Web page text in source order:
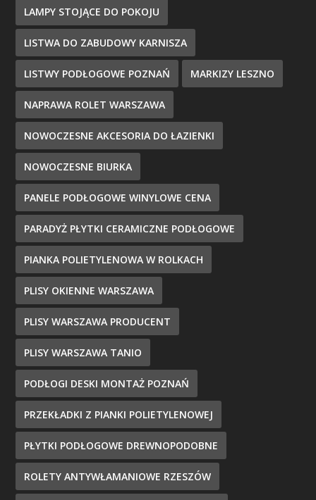
LAMPY STOJĄCE DO POKOJU
LISTWA DO ZABUDOWY KARNISZA
LISTWY PODŁOGOWE POZNAŃ MARKIZY LESZNO
NAPRAWA ROLET WARSZAWA
NOWOCZESNE AKCESORIA DO ŁAZIENKI
NOWOCZESNE BIURKA
PANELE PODŁOGOWE WINYLOWE CENA
PARADYŻ PŁYTKI CERAMICZNE PODŁOGOWE
PIANKA POLIETYLENOWA W ROLKACH
PLISY OKIENNE WARSZAWA
PLISY WARSZAWA PRODUCENT
PLISY WARSZAWA TANIO
PODŁOGI DESKI MONTAŻ POZNAŃ
PRZEKŁADKI Z PIANKI POLIETYLENOWEJ
PŁYTKI PODŁOGOWE DREWNOPODOBNE
ROLETY ANTYWŁAMANIOWE RZESZÓW